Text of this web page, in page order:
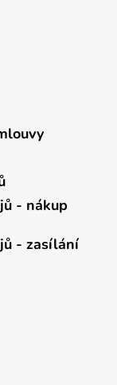
- nákup
- zasílání